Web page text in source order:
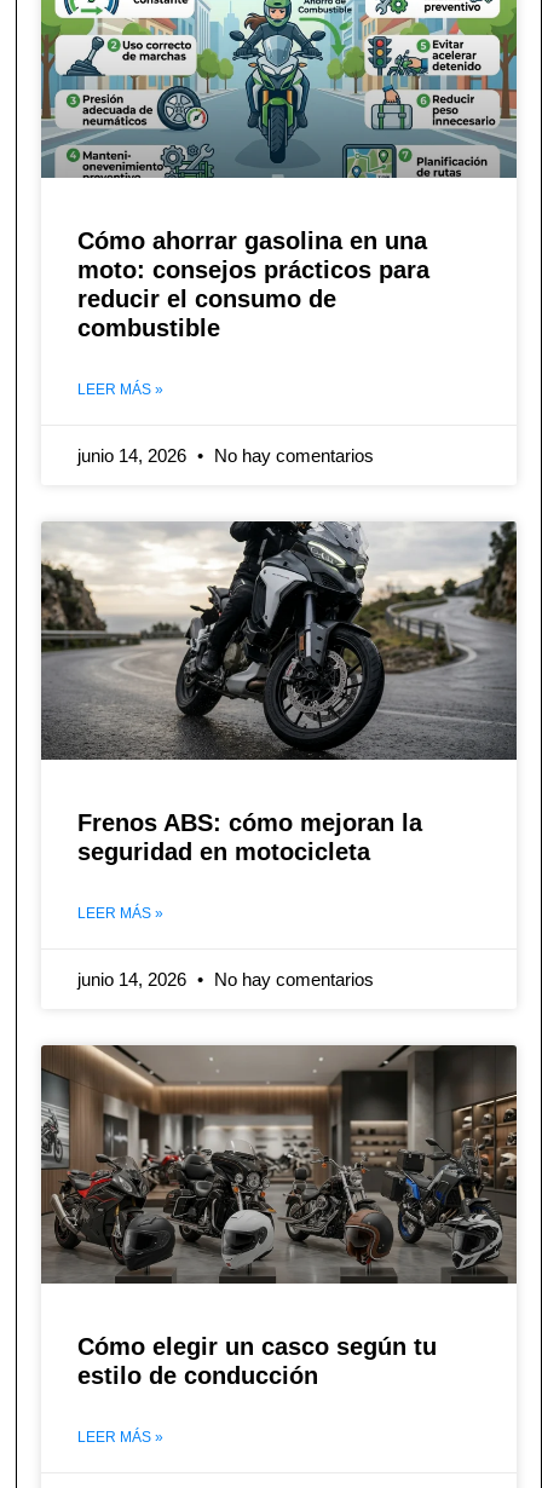
Cómo ahorrar gasolina en una
moto: consejos prácticos para
reducir el consumo de
combustible
LEER MÁS »
junio 14, 2026 No hay comentarios
Frenos ABS: cómo mejoran la
seguridad en motocicleta
LEER MÁS »
junio 14, 2026 No hay comentarios
Cómo elegir un casco según tu
estilo de conducción
LEER MÁS »